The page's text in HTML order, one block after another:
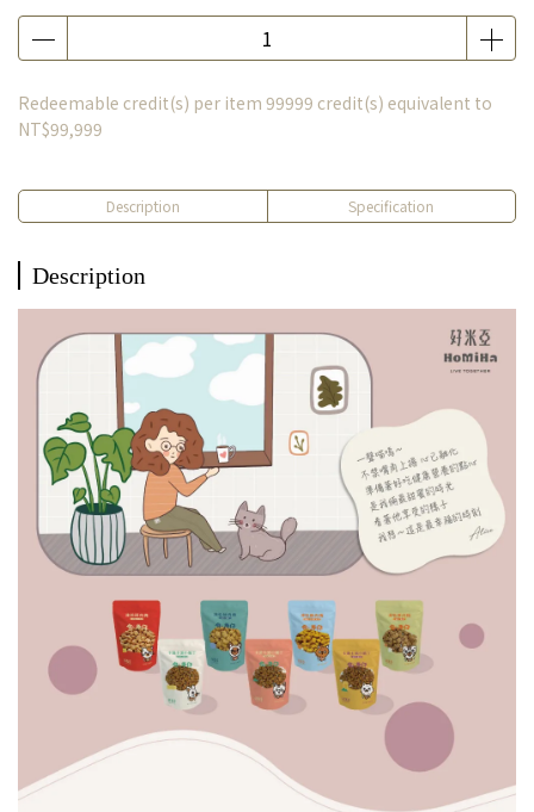
Redeemable credit(s) per item 99999 credit(s) equivalent to
NT$99,999
Description Specification
Description